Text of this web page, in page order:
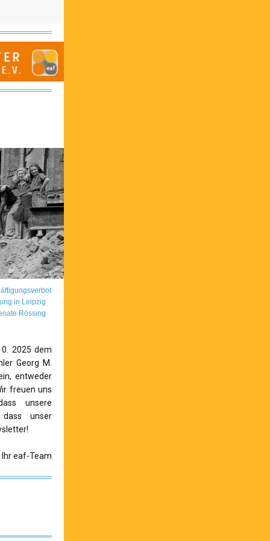
in Leipzig
Rössing
2025 dem
Georg M.
entweder
freuen uns
unsere
unser
Ihr eaf-Team